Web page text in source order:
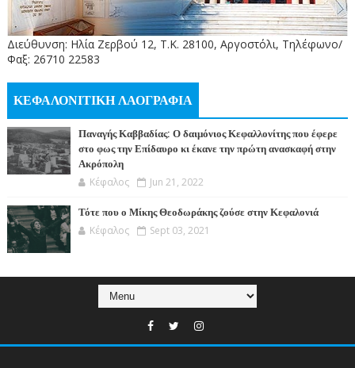
Διεύθυνση: Ηλία Ζερβού 12, Τ.Κ. 28100, Αργοστόλι, Τηλέφωνο/
Φαξ: 26710 22583
ΚΕΦΑΛΟΝΙΤΙΚΗ ΛΑΟΓΡΑΦΙΑ
Παναγής Καββαδίας: Ο δαιμόνιος Κεφαλλονίτης που έφερε
στο φως την Επίδαυρο κι έκανε την πρώτη ανασκαφή στην
Ακρόπολη
Κέφαλος Jun 21, 2022
Τότε που ο Μίκης Θεοδωράκης ζούσε στην Κεφαλονιά
Κέφαλος Sept 03, 2021